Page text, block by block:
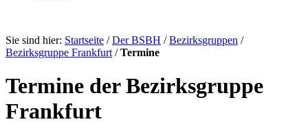
Sie sind hier: Startseite / Der BSBH /Bezirksgruppen /
Bezirksgruppe Frankfurt /Termine
Termine der Bezirksgruppe
Frankfurt